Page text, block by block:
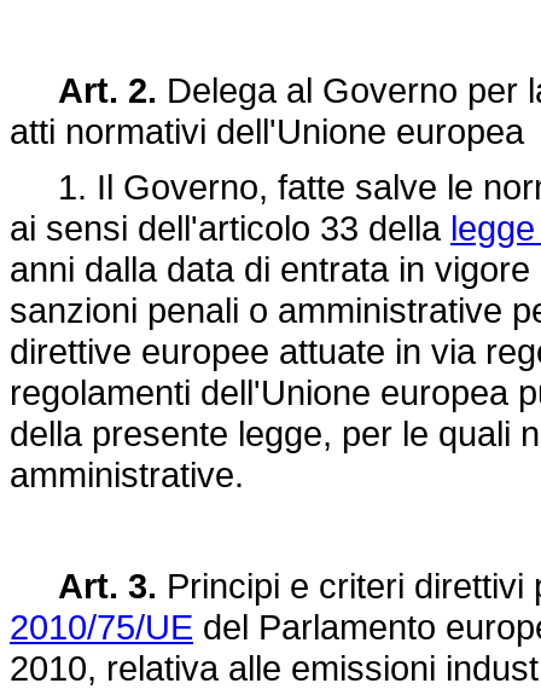
Art. 2. Delega al Governo per
atti normativi dell'Unione europea
1. Il Governo, fatte salve le
ai sensi dell'articolo 33 della
anni dalla data di entrata in
sanzioni penali o amministrative
direttive europee attuate in via
regolamenti dell'Unione europea
della presente legge, per le quali
amministrative.
Art. 3. Principi e criteri
2010/75/UE del Parlamento
2010, relativa alle emissioni